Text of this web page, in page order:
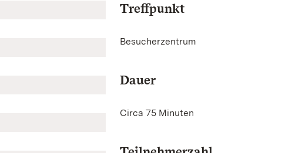
Treffpunkt
Besucherzentrum
Dauer
Circa 75 Minuten